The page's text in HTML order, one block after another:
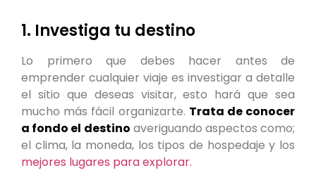
1. Investiga tu destino
Lo primero que debes hacer antes de
emprender cualquier viaje es investigar a detalle
el sitio que deseas visitar, esto hará que sea
mucho más fácil organizarte. Trata de conocer
a fondo el destino averiguando aspectos como;
el clima, la moneda, los tipos de hospedaje y los
mejores lugares para explorar.